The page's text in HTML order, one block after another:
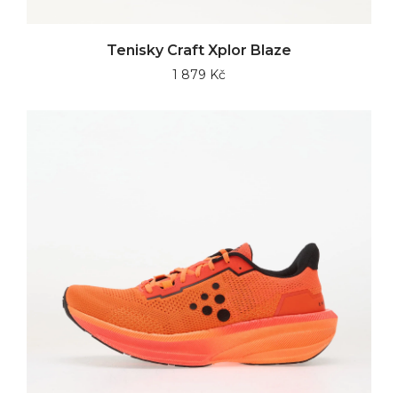
Tenisky Craft Xplor Blaze
1 879 Kč